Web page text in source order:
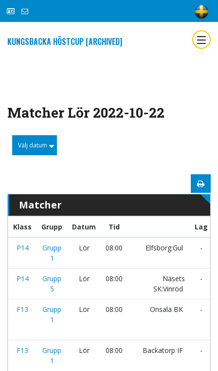
KUNGSBACKA HÖSTCUP [ARCHIVED]
Matcher Lör 2022-10-22
Välj datum
Matcher
Klass Grupp Datum Tid Lag
P14
Grupp
1
Lör 08:00 Elfsborg:Gul -
P14
Grupp
5
Lör 08:00
Näsets
SK:Vinröd
-
F13
Grupp
1
Lör 08:00 Onsala BK -
F13
Grupp
1
Lör 08:00 Backatorp IF -